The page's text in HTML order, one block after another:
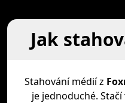
Jak
Stahování médií z
je jednoduché.